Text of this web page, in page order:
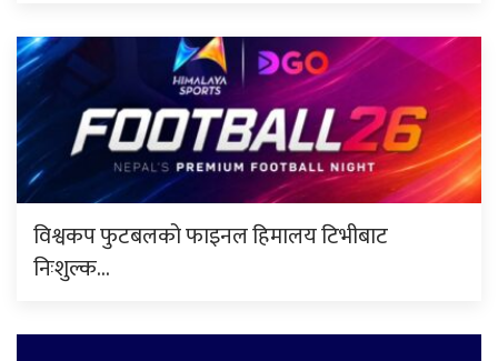
विश्वकप फुटबलको फाइनल हिमालय टिभीबाट
निःशुल्क…